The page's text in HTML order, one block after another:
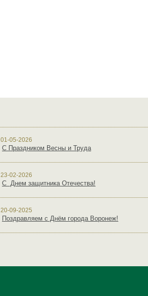
01-05-2026
С Праздником Весны и Труда
23-02-2026
С Днем защитника Отечества!
20-09-2025
Поздравляем с Днём города Воронеж!